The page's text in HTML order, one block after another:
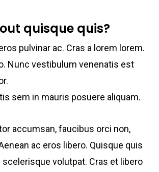
quisque quis?
pulvinar ac. Cras a lorem lorem.
Nunc vestibulum venenatis est
sem in mauris posuere aliquam.
accumsan, faucibus orci non,
ac eros libero. Quisque quis
scelerisque volutpat. Cras et libero